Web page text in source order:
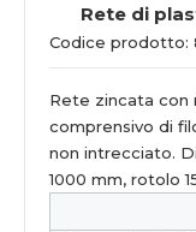
Rete di
Codice prodotto:
Rete zincata con
comprensivo di
non intrecciato.
1000 mm, rotolo